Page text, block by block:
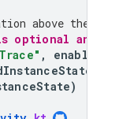
above the
optional and
, enabled
)